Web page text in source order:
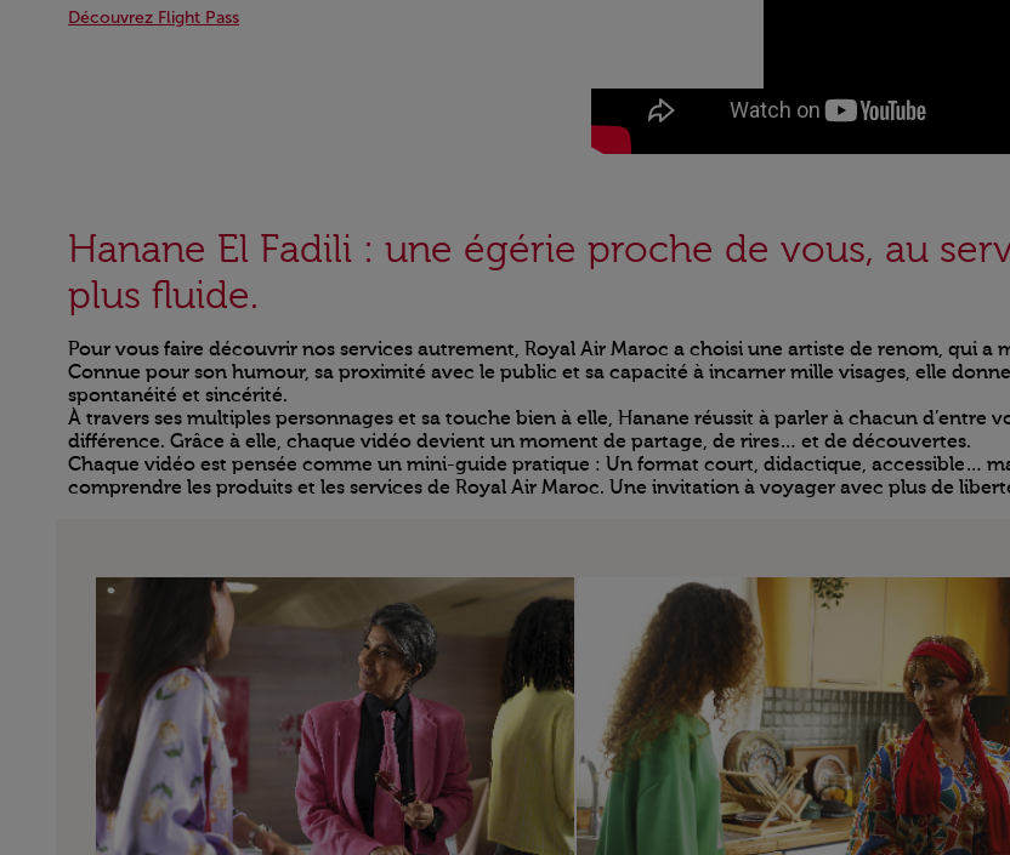
Découvrez Flight Pass
Hanane El Fadili : une égérie proche de vous, au
plus fluide.
Pour vous faire découvrir nos services autrement, Royal Air Maroc a choisi une artiste de renom, qui a
Connue pour son humour, sa proximité avec le public et sa capacité à incarner mille visages, elle
spontanéité et sincérité.
À travers ses multiples personnages et sa touche bien à elle, Hanane réussit à parler à chacun
différence. Grâce à elle, chaque vidéo devient un moment de partage, de rires… et de découvertes.
Chaque vidéo est pensée comme un mini-guide pratique : Un format court, didactique, accessible…
comprendre les produits et les services de Royal Air Maroc. Une invitation à voyager avec plus de